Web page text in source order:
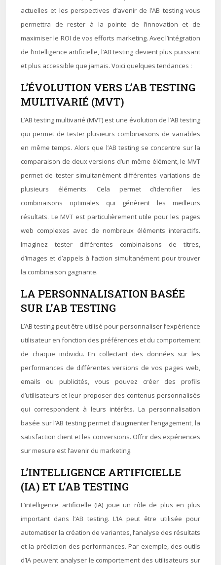
actuelles et les perspectives d’avenir de l’AB testing vous
permettra de rester à la pointe de l’innovation et de
maximiser le ROI de vos efforts marketing. Avec l’intégration
de l’intelligence artificielle, l’AB testing devient plus puissant
et plus accessible que jamais. Voici quelques tendances :
L’ÉVOLUTION VERS L’AB TESTING
MULTIVARIÉ (MVT)
L’AB testing multivarié (MVT) est une évolution de l’AB testing
qui permet de tester plusieurs combinaisons de variables
en même temps. Alors que l’AB testing se concentre sur la
comparaison de deux versions d’un même élément, le MVT
permet de tester simultanément différentes variations de
plusieurs éléments. Cela permet d’identifier les
combinaisons optimales qui génèrent les meilleurs
résultats. Le MVT est particulièrement utile pour les pages
web complexes avec de nombreux éléments interactifs.
Imaginez tester différentes combinaisons de titres,
d’images et d’appels à l’action simultanément pour trouver
la combinaison gagnante.
LA PERSONNALISATION BASÉE
SUR L’AB TESTING
L’AB testing peut être utilisé pour personnaliser l’expérience
utilisateur en fonction des préférences et du comportement
de chaque individu. En collectant des données sur les
performances de différentes versions de vos pages web,
emails ou publicités, vous pouvez créer des profils
d’utilisateurs et leur proposer des contenus personnalisés
qui correspondent à leurs intérêts. La personnalisation
basée sur l’AB testing permet d’augmenter l’engagement, la
satisfaction client et les conversions. Offrir des expériences
sur mesure est l’avenir du marketing.
L’INTELLIGENCE ARTIFICIELLE
(IA) ET L’AB TESTING
L’intelligence artificielle (IA) joue un rôle de plus en plus
important dans l’AB testing. L’IA peut être utilisée pour
automatiser la création de variantes, l’analyse des résultats
et la prédiction des performances. Par exemple, des outils
d’IA peuvent analyser le comportement des utilisateurs sur